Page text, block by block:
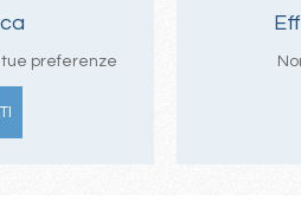
preferenze